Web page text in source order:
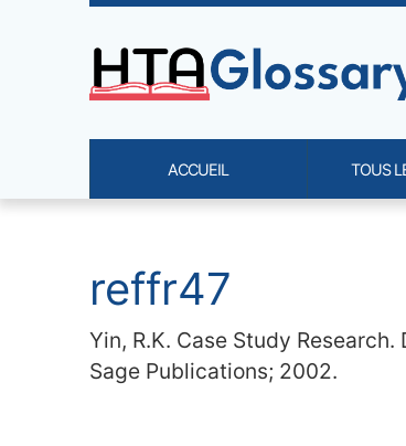
Navigation and related
Contenu en relation
reffr47
Yin, R.K. Case Study
Sage Publications; 2002.
Site identity,
ACCUEIL TOUS